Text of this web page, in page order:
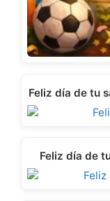
Feliz día de tu
Feliz día de